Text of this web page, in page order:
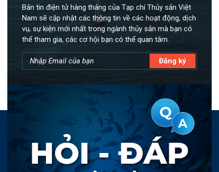
Bản tin điện tử hàng tháng của Tạp chí Thủy sản Việt
Nam sẽ cập nhật các thông tin về các hoạt động, dịch
vụ, sự kiện mới nhất trong ngành thủy sản mà bạn có
thể tham gia, các cơ hội bạn có thể quan tâm.